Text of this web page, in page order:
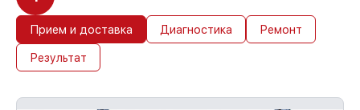
Прием и доставка Диагностика Ремонт
Результат